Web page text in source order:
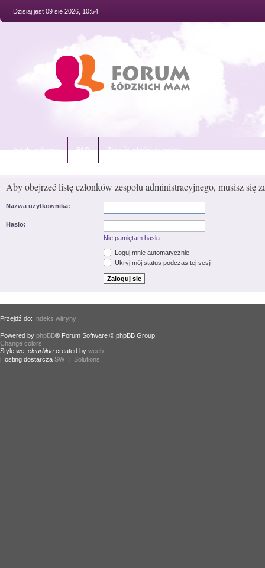
Dzisiaj jest 09 sie 2026, 10:54
Indeks witryny FAQ Zespół administracyjny
Aby obejrzeć listę członków zespołu administracyjnego, musisz się
Nazwa użytkownika:
Hasło:
Nie pamiętam hasła
Loguj mnie automatycznie
Ukryj mój status podczas tej sesji
Przejdź do: Indeks witryny
Powered by phpBB® Forum Software © phpBB Group.
Change colors
Style we_clearblue created by weeb
Hosting dostarcza SW IT Solutions